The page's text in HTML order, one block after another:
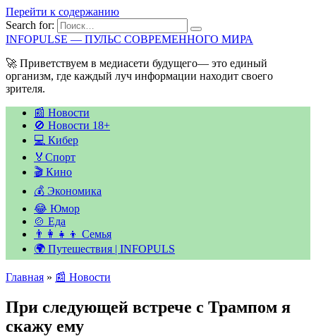
Перейти к содержанию
Search for:
INFOPULSE — ПУЛЬС СОВРЕМЕННОГО МИРА
🚀 Приветствуем в медиасети будущего— это единый
организм, где каждый луч информации находит своего
зрителя.
📰 Новости
🚫 Новости 18+
💻 Кибер
🏅Спорт
🎬 Кино
💰 Экономика
😂 Юмор
🍲 Еда
👨‍👩‍👧‍👦 Семья
🌍 Путешествия | INFOPULS
Главная » 📰 Новости
При следующей встрече с Трампом я
скажу ему